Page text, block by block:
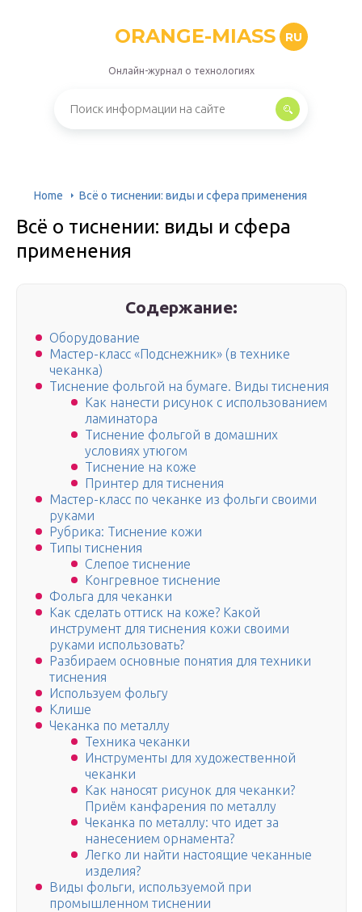
ORANGE-MIASS RU
Онлайн-журнал о технологиях
Home Всё о тиснении: виды и сфера применения
Всё о тиснении: виды и сфера
применения
Содержание:
Оборудование
Мастер-класс «Подснежник» (в технике
чеканка)
Тиснение фольгой на бумаге. Виды тиснения
Как нанести рисунок с использованием
ламинатора
Тиснение фольгой в домашних
условиях утюгом
Тиснение на коже
Принтер для тиснения
Мастер-класс по чеканке из фольги своими
руками
Рубрика: Тиснение кожи
Типы тиснения
Слепое тиснение
Конгревное тиснение
Фольга для чеканки
Как сделать оттиск на коже? Какой
инструмент для тиснения кожи своими
руками использовать?
Разбираем основные понятия для техники
тиснения
Используем фольгу
Клише
Чеканка по металлу
Техника чеканки
Инструменты для художественной
чеканки
Как наносят рисунок для чеканки?
Приём канфарения по металлу
Чеканка по металлу: что идет за
нанесением орнамента?
Легко ли найти настоящие чеканные
изделия?
Виды фольги, используемой при
промышленном тиснении